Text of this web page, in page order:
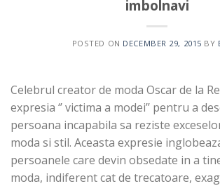
imbolnavi
POSTED ON DECEMBER 29, 2015 BY
Celebrul creator de moda Oscar de la
expresia ‘’ victima a modei’’ pentru a
persoana incapabila sa reziste
moda si stil. Aceasta expresie
persoanele care devin obsedate in a
moda, indiferent cat de trecatoare,